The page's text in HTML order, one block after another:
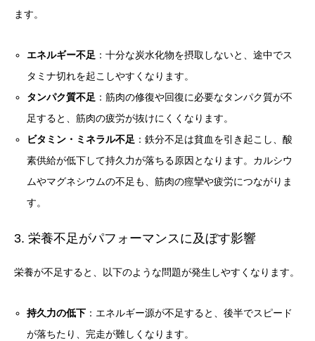
ます。
エネルギー不足 ：十分な炭水化物を摂取しないと、途中でス
タミナ切れを起こしやすくなります。
タンパク質不足 ：筋肉の修復や回復に必要なタンパク質が不
足すると、筋肉の疲労が抜けにくくなります。
ビタミン・ミネラル不足 ：鉄分不足は貧血を引き起こし、酸
素供給が低下して持久力が落ちる原因となります。カルシウ
ムやマグネシウムの不足も、筋肉の痙攣や疲労につながりま
す。
3. 栄養不足がパフォーマンスに及ぼす影響
栄養が不足すると、以下のような問題が発生しやすくなります。
持久力の低下 ：エネルギー源が不足すると、後半でスピード
が落ちたり、完走が難しくなります。